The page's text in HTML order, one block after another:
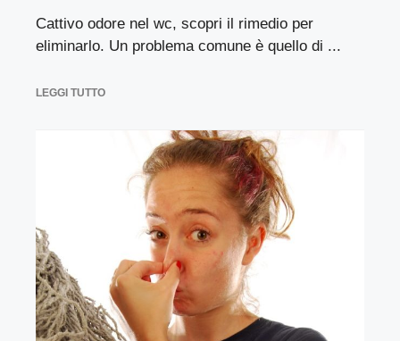
Cattivo odore nel wc, scopri il rimedio per
eliminarlo. Un problema comune è quello di ...
LEGGI TUTTO